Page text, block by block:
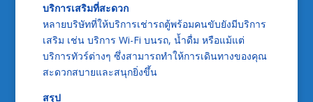
บริการเสริมที่สะดวก
หลายบริษัทที่ให้บริการเช่ารถตู้พร้อมคนขับยังมีบริการ
เสริม เช่น บริการ Wi-Fi บนรถ, น้ำดื่ม หรือแม้แต่
บริการทัวร์ต่างๆ ซึ่งสามารถทำให้การเดินทางของคุณ
สะดวกสบายและสนุกยิ่งขึ้น
สรุป